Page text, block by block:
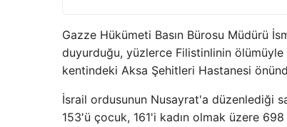
Gazze Hükümeti Basın Bürosu Müdürü
duyurduğu, yüzlerce Filistinlinin
kentindeki Aksa Şehitleri Hastanesi
İsrail ordusunun Nusayrat'a düzenlediği
153'ü çocuk, 161'i kadın olmak üzere